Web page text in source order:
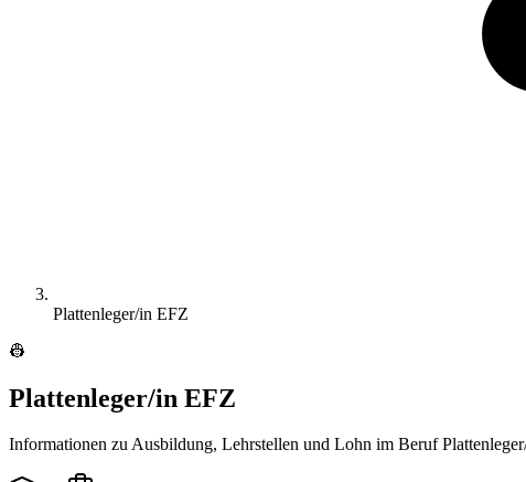
Plattenleger/in EFZ
👷
Plattenleger/in EFZ
Informationen zu Ausbildung, Lehrstellen und Lohn im Beruf